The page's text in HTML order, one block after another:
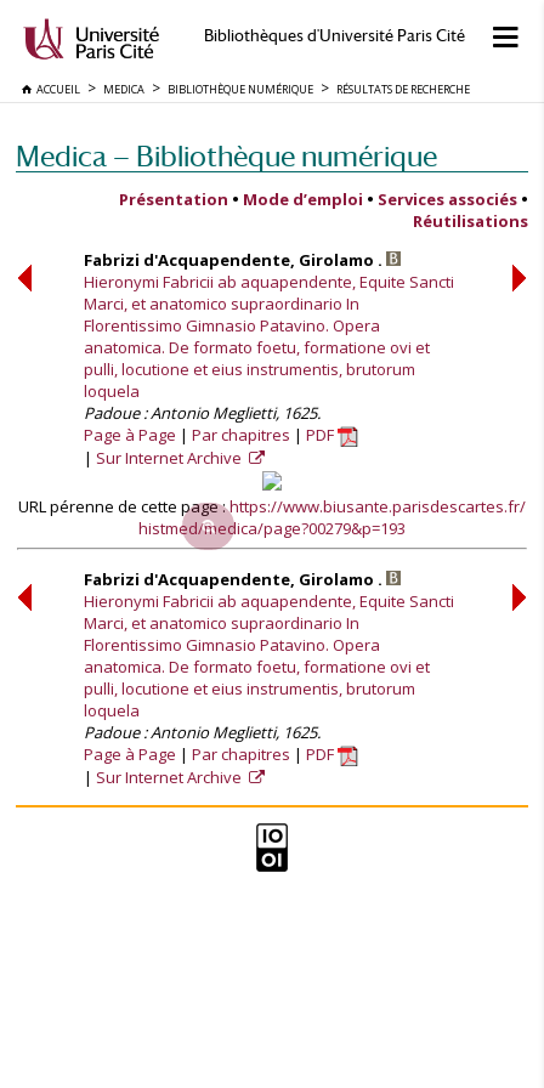
Bibliothèques d'Université Paris Cité
ACCUEIL MEDICA BIBLIOTHÈQUE NUMÉRIQUE RÉSULTATS DE RECHERCHE
Medica — Bibliothèque numérique
Présentation • Mode d’emploi • Services associés •
Réutilisations
Fabrizi d'Acquapendente, Girolamo .
Hieronymi Fabricii ab aquapendente, Equite Sancti
Marci, et anatomico supraordinario In
Florentissimo Gimnasio Patavino. Opera
anatomica. De formato foetu, formatione ovi et
pulli, locutione et eius instrumentis, brutorum
loquela
Padoue : Antonio Meglietti, 1625.
Page à Page
Par chapitres
PDF
Sur Internet Archive
URL pérenne de cette page :https://www.biusante.parisdescartes.fr/
histmed/medica/page?00279&p=193
Fabrizi d'Acquapendente, Girolamo .
Hieronymi Fabricii ab aquapendente, Equite Sancti
Marci, et anatomico supraordinario In
Florentissimo Gimnasio Patavino. Opera
anatomica. De formato foetu, formatione ovi et
pulli, locutione et eius instrumentis, brutorum
loquela
Padoue : Antonio Meglietti, 1625.
Page à Page
Par chapitres
PDF
Sur Internet Archive